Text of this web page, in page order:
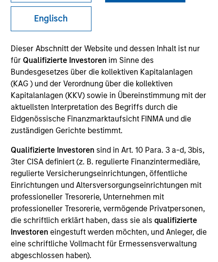
Englisch
Dieser Abschnitt der Website und dessen Inhalt ist nur
für Qualifizierte Investoren im Sinne des
Bundesgesetzes über die kollektiven Kapitalanlagen
(KAG ) und der Verordnung über die kollektiven
Kapitalanlagen (KKV) sowie in Übereinstimmung mit der
aktuellsten Interpretation des Begriffs durch die
Eidgenössische Finanzmarktaufsicht FINMA und die
zuständigen Gerichte bestimmt.
Qualifizierte Investoren sind in Art. 10 Para. 3 a-d, 3bis,
3ter CISA definiert (z. B. regulierte Finanzintermediäre,
regulierte Versicherungseinrichtungen, öffentliche
Einrichtungen und Altersversorgungseinrichtungen mit
professioneller Tresorerie, Unternehmen mit
professioneller Tresorerie, vermögende Privatpersonen,
die schriftlich erklärt haben, dass sie alsqualifizierte
Investoren eingestuft werden möchten, und Anleger, die
eine schriftliche Vollmacht für Ermessensverwaltung
abgeschlossen haben).
verlässlicher Indikator für die künftige Wertentwicklung.
Die Rendite kann infolge von Währungsschwankungen
Basis der Nettoinventarwerte (NIW) berechnet. Alle
Performance- und Index-Daten stammen von Morgan
Stanley Investment Management.
Klicken Sie auf den Fondsnamen, um Informationen über
die Renditen des Kalenderjahres zu erhalten.
*Basiswährung des Fonds
Dieses Material enthält Informationen über die Teilfonds
von Morgan Stanley Investment Funds, einer in Luxemburg
ansässigen SICAV (Société d’Investissement à Capital
Variable). (die „Gesellschaft“), die im Großherzogtum
Luxemburg als Organismus für gemeinsame Anlagen
gemäß Teil 1 des Gesetzes vom 17. Dezember 2010 in
seiner geänderten Fassung registriert ist. Die Gesellschaft
ist ein Organismus für gemeinsame Anlagen in
Wertpapieren („OGAW“).